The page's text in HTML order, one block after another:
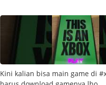
Kini kalian bisa main game di